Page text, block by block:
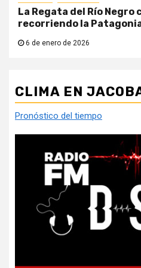
La Regata del Río Negro
recorriendo la
6 de enero de 2026
CLIMA EN
Pronóstico del tiempo